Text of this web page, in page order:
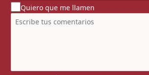
Quiero que me llamen